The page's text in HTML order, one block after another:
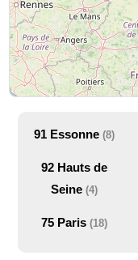
91 Essonne (8)
92Hauts de
Seine (4)
75 Paris (18)